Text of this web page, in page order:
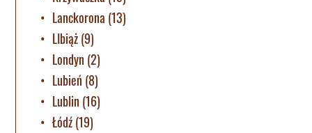
Lanckorona (13)
LIbiąż(9)
Londyn (2)
Lubień (8)
Lublin (16)
Łódź(19)